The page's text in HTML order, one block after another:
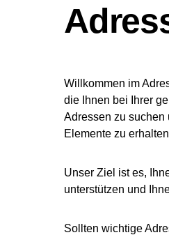
Willkommen im
die Ihnen bei Ihrer
Adressen zu suchen
Elemente zu
Unser Ziel ist es,
unterstützen und
Sollten wichtige